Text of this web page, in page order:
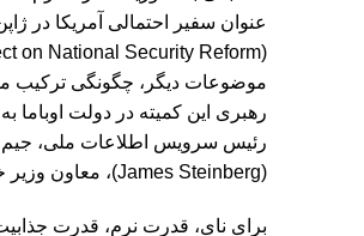
عنوان سفیر احتمالی آمریکا در
موضوعات دیگر، چگونگی ترکیب
(James Steinberg)، معاون وزیر خارجه.
برای نای، قدرت نرم، قدرت